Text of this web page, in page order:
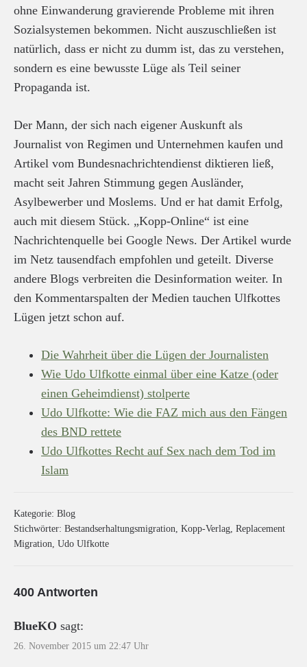
ohne Einwanderung gravierende Probleme mit ihren
Sozialsystemen bekommen. Nicht auszuschließen ist
natürlich, dass er nicht zu dumm ist, das zu verstehen,
sondern es eine bewusste Lüge als Teil seiner
Propaganda ist.
Der Mann, der sich nach eigener Auskunft als
Journalist von Regimen und Unternehmen kaufen und
Artikel vom Bundesnachrichtendienst diktieren ließ,
macht seit Jahren Stimmung gegen Ausländer,
Asylbewerber und Moslems. Und er hat damit Erfolg,
auch mit diesem Stück. „Kopp-Online“ ist eine
Nachrichtenquelle bei Google News. Der Artikel wurde
im Netz tausendfach empfohlen und geteilt. Diverse
andere Blogs verbreiten die Desinformation weiter. In
den Kommentarspalten der Medien tauchen Ulfkottes
Lügen jetzt schon auf.
Die Wahrheit über die Lügen der Journalisten
Wie Udo Ulfkotte einmal über eine Katze (oder
einen Geheimdienst) stolperte
Udo Ulfkotte: Wie die FAZ mich aus den Fängen
des BND rettete
Udo Ulfkottes Recht auf Sex nach dem Tod im
Islam
Kategorie: Blog
Stichwörter: Bestandserhaltungsmigration Kopp-Verlag Replacement
Migration Udo Ulfkotte
400 Antworten
BlueKO sagt:
26. November 2015 um 22:47 Uhr